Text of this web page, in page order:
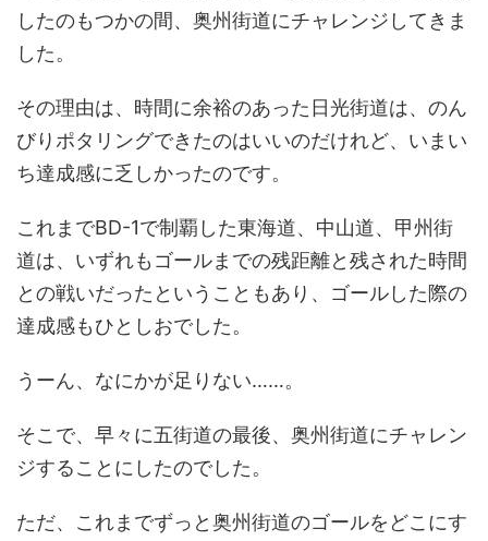
したのもつかの間、奥州街道にチャレンジしてきま
した。
その理由は、時間に余裕のあった日光街道は、のん
びりポタリングできたのはいいのだけれど、いまい
ち達成感に乏しかったのです。
これまでBD-1で制覇した東海道、中山道、甲州街
道は、いずれもゴールまでの残距離と残された時間
との戦いだったということもあり、ゴールした際の
達成感もひとしおでした。
うーん、なにかが足りない……。
そこで、早々に五街道の最後、奥州街道にチャレン
ジすることにしたのでした。
ただ、これまでずっと奥州街道のゴールをどこにす